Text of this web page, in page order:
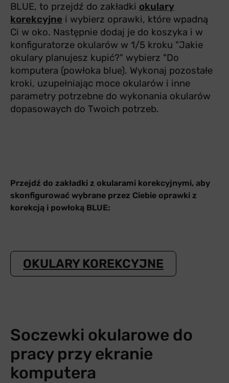
BLUE, to przejdź do zakładki okulary
korekcyjne i wybierz oprawki, które wpadną
Ci w oko. Następnie dodaj je do koszyka i w
konfiguratorze okularów w 1/5 kroku "Jakie
okulary planujesz kupić?" wybierz "Do
komputera (powłoka blue). Wykonaj pozostałe
kroki, uzupełniając moce okularów i inne
parametry potrzebne do wykonania okularów
dopasowaych do Twoich potrzeb.
Przejdź do zakładki z okularami korekcyjnymi, aby
skonfigurować wybrane przez Ciebie oprawki z
korekcją i powłoką BLUE:
OKULARY KOREKCYJNE
Soczewki okularowe do
pracy przy ekranie
komputera